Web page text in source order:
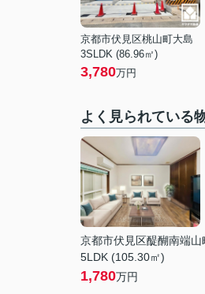
京都市伏見区桃山町大島
3SLDK (86.96㎡)
3,780万円
よく見られている
京都市伏見区醍醐南端山
5LDK (105.30㎡)
1,780万円